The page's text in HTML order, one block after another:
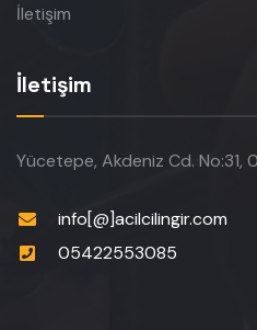
İletişim
İletişim
Yücetepe, Akdeniz Cd.
info[@]acilcilingir.com
05422553085